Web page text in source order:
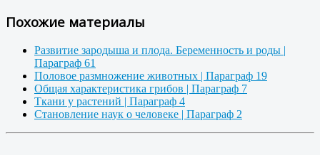
Похожие материалы
Развитие зародыша и плода. Беременность и роды |
Параграф 61
Половое размножение животных | Параграф 19
Общая характеристика грибов | Параграф 7
Ткани у растений | Параграф 4
Становление наук о человеке | Параграф 2